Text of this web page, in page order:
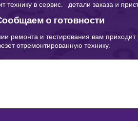
технику в сервис.
детали заказа и
о готовности
ремонта и тестирования вам
отремонтированную технику.